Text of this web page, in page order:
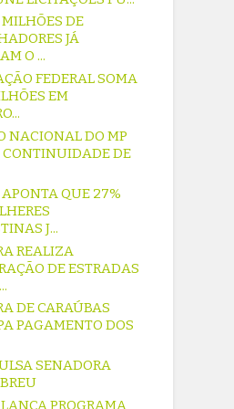
DE
JÁ
O ...
FEDERAL SOMA
EM
NACIONAL DO MP
CONTINUIDADE DE
QUE 27%
J...
REALIZA
DE ESTRADAS
DE CARAÚBAS
PAGAMENTO DOS
SENADORA
PROGRAMA